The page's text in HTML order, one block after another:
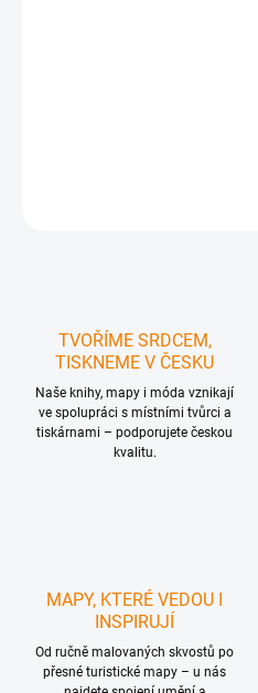
TVOŘÍME SRDCEM,
TISKNEME V ČESKU
Naše knihy, mapy i móda vznikají
ve spolupráci s místními tvůrci a
tiskárnami – podporujete českou
kvalitu.
MAPY, KTERÉ VEDOU I
INSPIRUJÍ
Od ručně malovaných skvostů po
přesné turistické mapy – u nás